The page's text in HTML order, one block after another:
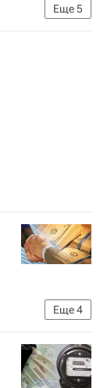
Еще5
Еще4